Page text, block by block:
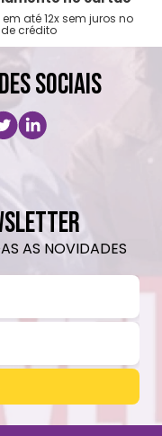
em até 12x sem juros no
crédito
SOCIAIS
AS NOVIDADES